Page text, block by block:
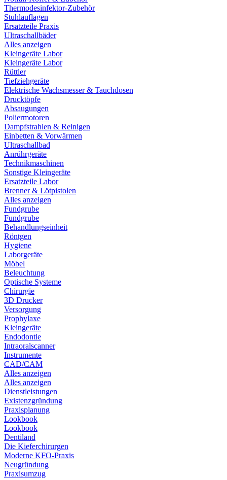
Thermodesinfektor-Zubehör
Stuhlauflagen
Ersatzteile Praxis
Ultraschallbäder
Alles anzeigen
Kleingeräte Labor
Kleingeräte Labor
Rüttler
Tiefziehgeräte
Elektrische Wachsmesser & Tauchdosen
Drucktöpfe
Absaugungen
Poliermotoren
Dampfstrahlen & Reinigen
Einbetten & Vorwärmen
Ultraschallbad
Anrührgeräte
Technikmaschinen
Sonstige Kleingeräte
Ersatzteile Labor
Brenner & Lötpistolen
Alles anzeigen
Fundgrube
Fundgrube
Behandlungseinheit
Röntgen
Hygiene
Laborgeräte
Möbel
Beleuchtung
Optische Systeme
Chirurgie
3D Drucker
Versorgung
Prophylaxe
Kleingeräte
Endodontie
Intraoralscanner
Instrumente
CAD/CAM
Alles anzeigen
Alles anzeigen
Dienstleistungen
Existenzgründung
Praxisplanung
Lookbook
Lookbook
Dentiland
Die Kieferchirurgen
Moderne KFO-Praxis
Neugründung
Praxisumzug